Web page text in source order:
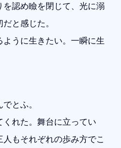
認め瞼を閉じて、光に溺
と感じた。
うに生きたい。一瞬に生
とふ。
れた。舞台に立ってい
もそれぞれの歩み方でこ